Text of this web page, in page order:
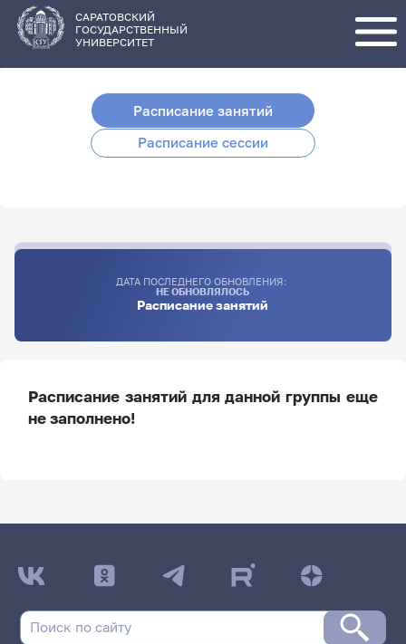
основному
содержанию
САРАТОВСКИЙ
ГОСУДАРСТВЕННЫЙ
УНИВЕРСИТЕТ
Расписание занятий
Расписание сессии
ДАТА ПОСЛЕДНЕГО ОБНОВЛЕНИЯ:
НЕ ОБНОВЛЯЛОСЬ
Расписание занятий
Расписание занятий для данной группы еще
не заполнено!
ДАТА ПОСЛЕДНЕГО ОБНОВЛЕНИЯ:
НЕ ОБНОВЛЯЛОСЬ